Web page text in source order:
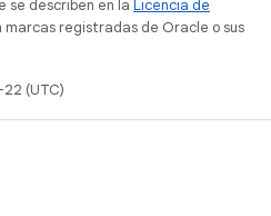
se describen en la Licencia de
marcas registradas de Oracle o sus
(UTC)